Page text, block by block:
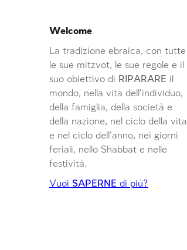
Welcome
La tradizione ebraica, con tutte
le sue mitzvot, le sue regole e il
suo obiettivo di RIPARARE il
mondo, nella vita dell’individuo,
della famiglia, della società e
della nazione, nel ciclo della vita
e nel ciclo dell’anno, nei giorni
feriali, nello Shabbat e nelle
festività.
Vuoi SAPERNE di più?